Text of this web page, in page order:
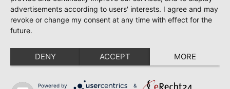
advertisements according to users' interests. I agree and may
revoke or change my consent at any time with effect for the
future.
DENY ACCEPT MORE
Powered by &